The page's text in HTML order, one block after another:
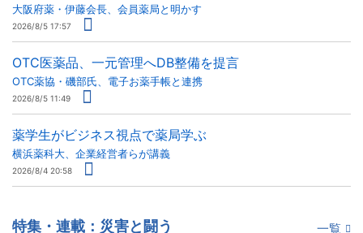
大阪府薬・伊藤会長、会員薬局と明かす
2026/8/5 17:57
OTC医薬品、一元管理へDB整備を提言
OTC薬協・磯部氏、電子お薬手帳と連携
2026/8/5 11:49
薬学生がビジネス視点で薬局学ぶ
横浜薬科大、企業経営者らが講義
2026/8/4 20:58
特集・連載：災害と闘う 一覧